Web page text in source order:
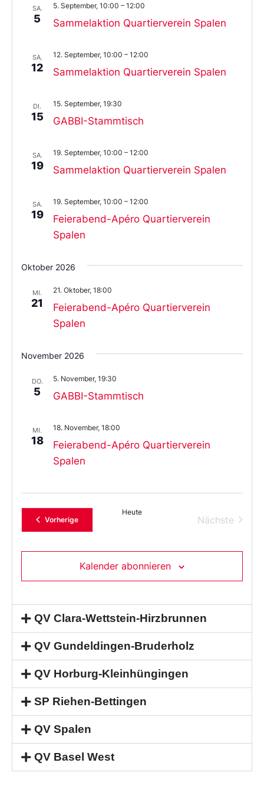
SA.
5 Sammelaktion Quartierverein Spalen
5. September, 10:00 – 12:00
SA.
12 Sammelaktion Quartierverein Spalen
12. September, 10:00 – 12:00
DI.
15 GABBI-Stammtisch
15. September, 19:30
SA.
19 Sammelaktion Quartierverein Spalen
19. September, 10:00 – 12:00
SA.
19
Feierabend-Apéro Quartierverein
Spalen
19. September, 10:00 – 12:00
Oktober 2026
MI.
21
Feierabend-Apéro Quartierverein
Spalen
21. Oktober, 18:00
November 2026
DO.
5 GABBI-Stammtisch
5. November, 19:30
MI.
18
Feierabend-Apéro Quartierverein
Spalen
18. November, 18:00
VorherigeVeranstaltungen
Heute
Nächste
Kalender abonnieren
QV Clara-Wettstein-Hirzbrunnen
QV Gundeldingen-Bruderholz
QV Horburg-Kleinhüngingen
SP Riehen-Bettingen
QV Spalen
QV Basel West